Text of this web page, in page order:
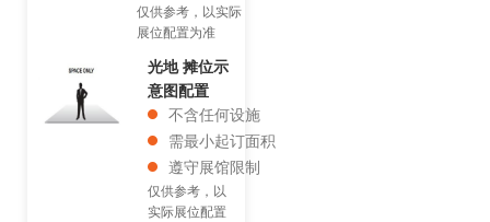
仅供参考，以实际
展位配置为准
光地 摊位示
意图配置
不含任何设施
需最小起订面积
遵守展馆限制
仅供参考，以
实际展位配置